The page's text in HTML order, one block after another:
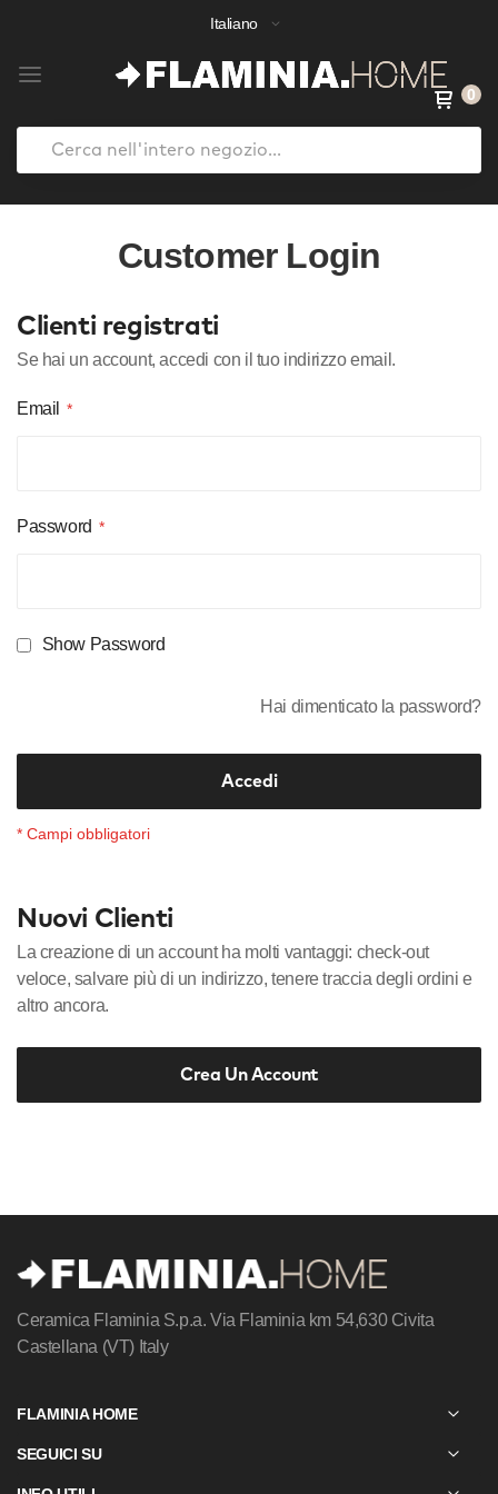
Italiano
0
Customer Login
Clienti registrati
Se hai un account, accedi con il tuo indirizzo email.
Email
Password
Show Password
Accedi
Hai dimenticato la password?
Nuovi Clienti
La creazione di un account ha molti vantaggi: check-out
veloce, salvare più di un indirizzo, tenere traccia degli ordini e
altro ancora.
Crea Un Account
Ceramica Flaminia S.p.a. Via Flaminia km 54,630Civita
Castellana (VT) Italy
FLAMINIA HOME
SEGUICI SU